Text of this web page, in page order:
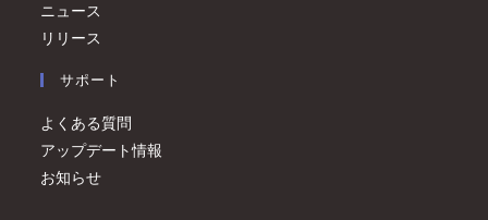
ニュース
リリース
サポート
よくある質問
アップデート情報
お知らせ